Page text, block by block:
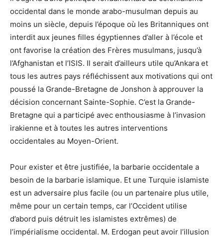
occidental dans le monde arabo-musulman depuis au
moins un siècle, depuis l’époque où les Britanniques ont
interdit aux jeunes filles égyptiennes d’aller à l’école et
ont favorise la création des Frères musulmans, jusqu’à
l’Afghanistan et l’ISIS. Il serait d’ailleurs utile qu’Ankara et
tous les autres pays réfléchissent aux motivations qui ont
poussé la Grande-Bretagne de Jonshon à approuver la
décision concernant Sainte-Sophie. C’est la Grande-
Bretagne qui a participé avec enthousiasme à l’invasion
irakienne et à toutes les autres interventions
occidentales au Moyen-Orient.
Pour exister et être justifiée, la barbarie occidentale a
besoin de la barbarie islamique. Et une Turquie islamiste
est un adversaire plus facile (ou un partenaire plus utile,
même pour un certain temps, car l’Occident utilise
d’abord puis détruit les islamistes extrêmes) de
l’impérialisme occidental. M. Erdogan peut avoir l’illusion